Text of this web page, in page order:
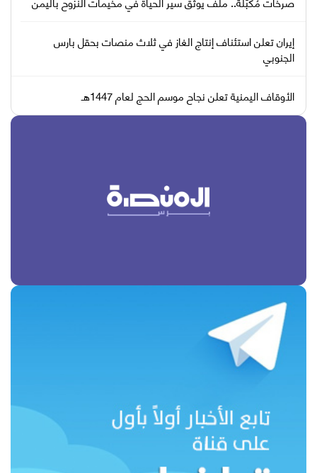
إيران تعلن استئناف إنتاج الغاز في ثلاث منصات بحقل بارس
الجنوبي
الأوقاف اليمنية تعلن نجاح موسم الحج لعام 1447هـ